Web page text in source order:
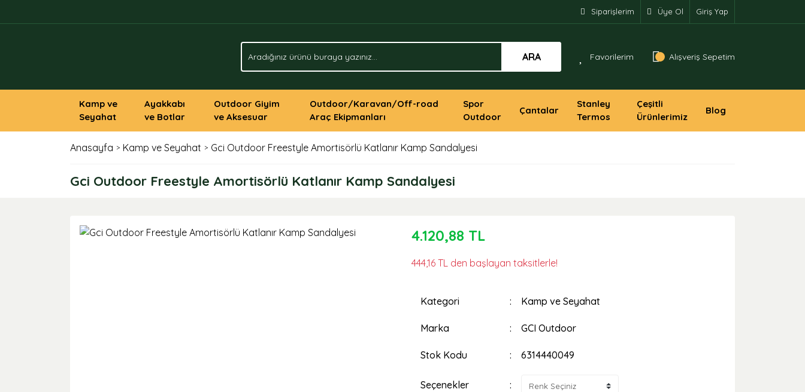
Siparişlerim Üye Ol Giriş Yap
ARA Favorilerim Alışveriş Sepetim
Kamp ve
Seyahat
Ayakkabı
ve Botlar
Outdoor Giyim
ve Aksesuar
Outdoor/Karavan/Off-road
Araç Ekipmanları
Spor
Outdoor
Çantalar
Stanley
Termos
Çeşitli
Ürünlerimiz
Blog
Anasayfa Kamp ve Seyahat Gci Outdoor Freestyle Amortisörlü Katlanır Kamp Sandalyesi
Gci Outdoor Freestyle Amortisörlü Katlanır Kamp Sandalyesi
4.120,88 TL
444,16 TL den başlayan taksitlerle!
Kategori Kamp ve Seyahat
Marka GCI Outdoor
Stok Kodu 6314440049
Seçenekler